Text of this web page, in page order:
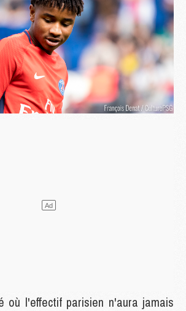
où l'effectif parisien n'aura jamais